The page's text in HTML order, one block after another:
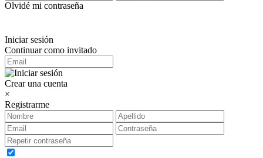
Olvidé mi contraseña
Iniciar sesión
Continuar como invitado
Crear una cuenta
×
Registrarme